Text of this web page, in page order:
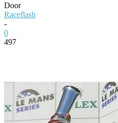
Door
Raceflash
-
0
497